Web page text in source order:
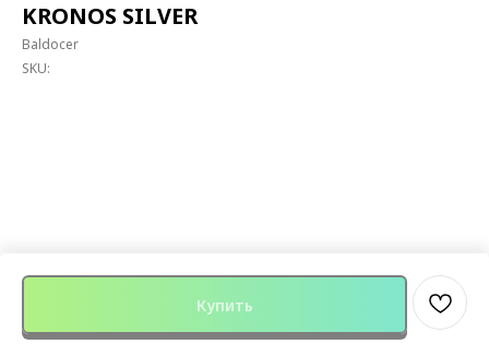
KRONOS SILVER
Baldocer
SKU:
Купить